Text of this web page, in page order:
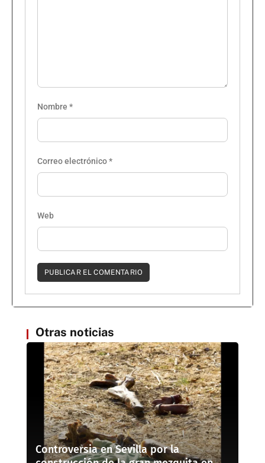
Nombre *
Correo electrónico*
Web
Otras noticias
Controversia en Sevilla por la